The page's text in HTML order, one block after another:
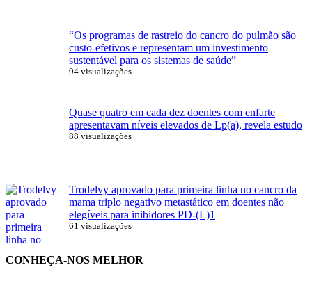
“Os programas de rastreio do cancro do pulmão são
custo-efetivos e representam um investimento
sustentável para os sistemas de saúde”
94 visualizações
Quase quatro em cada dez doentes com enfarte
apresentavam níveis elevados de Lp(a), revela estudo
88 visualizações
Trodelvy aprovado para primeira linha no cancro da
mama triplo negativo metastático em doentes não
elegíveis para inibidores PD-(L)1
61 visualizações
CONHEÇA-NOS MELHOR